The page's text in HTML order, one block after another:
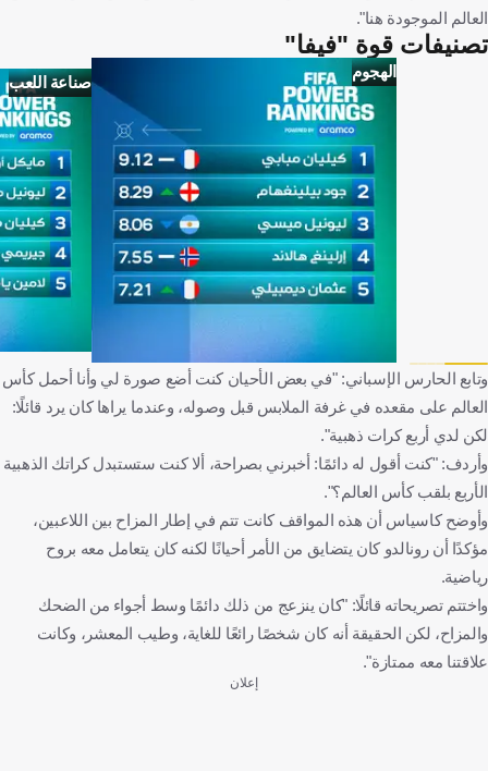
العالم الموجودة هنا".
تصنيفات قوة "فيفا"
الهجوم
صناعة اللعب
وتابع الحارس الإسباني: "في بعض الأحيان كنت أضع صورة لي وأنا أحمل كأس
العالم على مقعده في غرفة الملابس قبل وصوله، وعندما يراها كان يرد قائلًا:
لكن لدي أربع كرات ذهبية".
وأردف: "كنت أقول له دائمًا: أخبرني بصراحة، ألا كنت ستستبدل كراتك الذهبية
الأربع بلقب كأس العالم؟".
وأوضح كاسياس أن هذه المواقف كانت تتم في إطار المزاح بين اللاعبين،
مؤكدًا أن رونالدو كان يتضايق من الأمر أحيانًا لكنه كان يتعامل معه بروح
رياضية.
واختتم تصريحاته قائلًا: "كان ينزعج من ذلك دائمًا وسط أجواء من الضحك
والمزاح، لكن الحقيقة أنه كان شخصًا رائعًا للغاية، وطيب المعشر، وكانت
علاقتنا معه ممتازة".
إعلان